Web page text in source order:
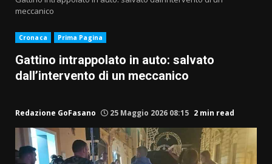
meccanico
Cronaca Prima Pagina
Gattino intrappolato in auto: salvato
dall’intervento di un meccanico
Redazione GoFasano 25 Maggio 2026 08:15 2 min read